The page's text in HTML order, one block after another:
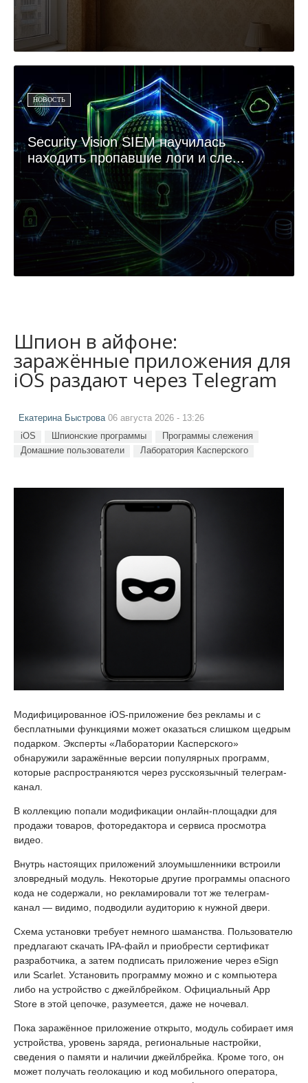
НОВОСТЬ
Security Vision SIEM научилась
находить пропавшие логи и сле...
Шпион в айфоне:
заражённые приложения для
iOS раздают через Telegram
Екатерина Быстрова 06 августа 2026 - 13:26
iOS Шпионские программы
Программы слежения
Домашние пользователи
Лаборатория Касперского
Модифицированное iOS-приложение без рекламы и с
бесплатными функциями может оказаться слишком щедрым
подарком. Эксперты «Лаборатории Касперского»
обнаружили заражённые версии популярных программ,
которые распространяются через русскоязычный телеграм-
канал.
В коллекцию попали модификации онлайн-площадки для
продажи товаров, фоторедактора и сервиса просмотра
видео.
Внутрь настоящих приложений злоумышленники встроили
зловредный модуль. Некоторые другие программы опасного
кода не содержали, но рекламировали тот же телеграм-
канал — видимо, подводили аудиторию к нужной двери.
Схема установки требует немного шаманства. Пользователю
предлагают скачать IPA-файл и приобрести сертификат
разработчика, а затем подписать приложение через eSign
или Scarlet. Установить программу можно и с компьютера
либо на устройство с джейлбрейком. Официальный App
Store в этой цепочке, разумеется, даже не ночевал.
Пока заражённое приложение открыто, модуль собирает имя
устройства, уровень заряда, региональные настройки,
сведения о памяти и наличии джейлбрейка. Кроме того, он
может получать геолокацию и код мобильного оператора,